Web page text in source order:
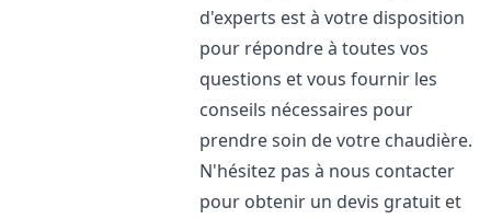
d'experts est à votre disposition
pour répondre à toutes vos
questions et vous fournir les
conseils nécessaires pour
prendre soin de votre chaudière.
N'hésitez pas à nous contacter
pour obtenir un devis gratuit et